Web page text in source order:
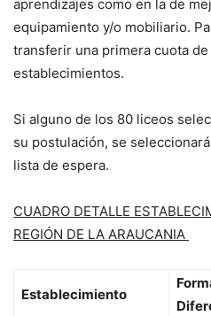
aprendizajes como en la de
equipamiento y/o mobiliario.
transferir una primera cuota
establecimientos.
Si alguno de los 80 liceos
su postulación, se
lista de espera.
CUADRO DETALLE
REGIÓN DE LA ARAUCANIA
Establecimiento